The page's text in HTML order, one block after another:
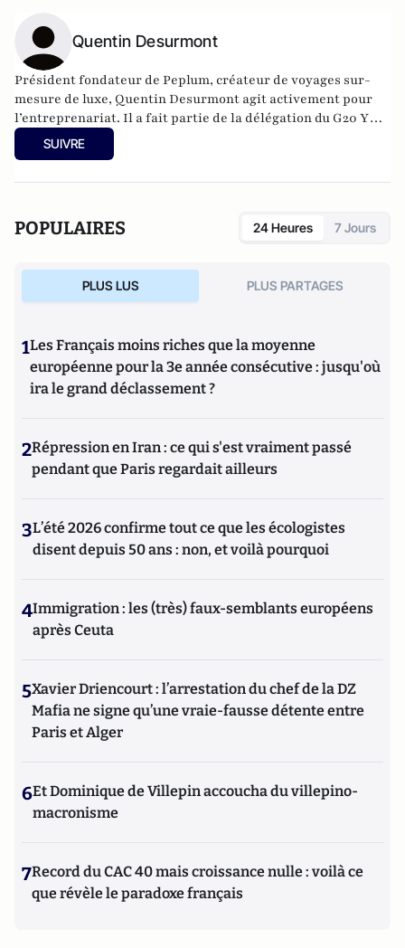
Quentin Desurmont
Président fondateur de Peplum, créateur de voyages sur-
mesure de luxe, Quentin Desurmont agit activement pour
l’entreprenariat. Il a fait partie de la délégation du G20 YES
à Moscou en 2013 et à Mexico en 2012, est membre de
Croissance + et des Entrepreneurs et Dirigeants Chrétiens.
SUIVRE
POPULAIRES 24 Heures 7 Jours
PLUS LUS PLUS PARTAGES
1Les Français moins riches que la moyenne
européenne pour la 3e année consécutive : jusqu'où
ira le grand déclassement ?
2Répression en Iran : ce qui s'est vraiment passé
pendant que Paris regardait ailleurs
3L’été 2026 confirme tout ce que les écologistes
disent depuis 50 ans : non, et voilà pourquoi
4Immigration : les (très) faux-semblants européens
après Ceuta
5Xavier Driencourt : l’arrestation du chef de la DZ
Mafia ne signe qu’une vraie-fausse détente entre
Paris et Alger
6Et Dominique de Villepin accoucha du villepino-
macronisme
7Record du CAC 40 mais croissance nulle : voilà ce
que révèle le paradoxe français